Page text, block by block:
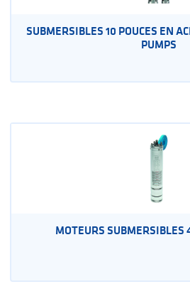
SUBMERSIBLES 10 POUCES EN
PUMPS
MOTEURS SUBMERSIBLES